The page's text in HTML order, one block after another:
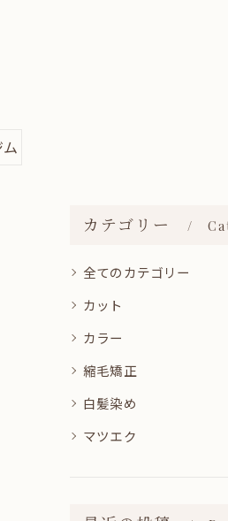
カテゴリー
全てのカテゴリー
カット
カラー
縮毛矯正
白髪染め
マツエク